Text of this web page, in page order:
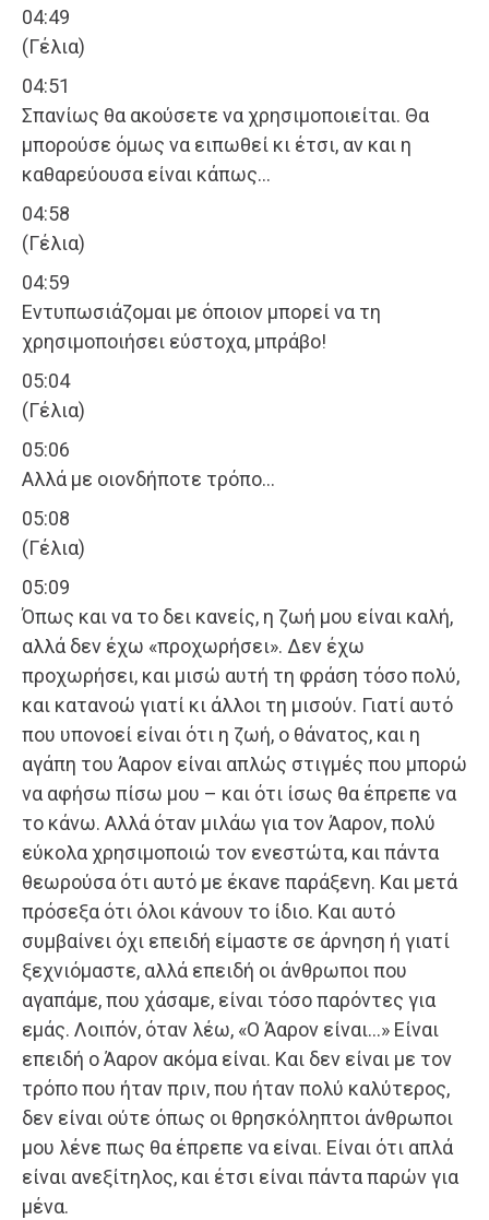
04:49
(Γέλια)
04:51
Σπανίως θα ακούσετε να χρησιμοποιείται. Θα
μπορούσε όμως να ειπωθεί κι έτσι, αν και η
καθαρεύουσα είναι κάπως…
04:58
(Γέλια)
04:59
Εντυπωσιάζομαι με όποιον μπορεί να τη
χρησιμοποιήσει εύστοχα, μπράβο!
05:04
(Γέλια)
05:06
Αλλά με οιονδήποτε τρόπο…
05:08
(Γέλια)
05:09
Όπως και να το δει κανείς, η ζωή μου είναι καλή,
αλλά δεν έχω «προχωρήσει». Δεν έχω
προχωρήσει, και μισώ αυτή τη φράση τόσο πολύ,
και κατανοώ γιατί κι άλλοι τη μισούν. Γιατί αυτό
που υπονοεί είναι ότι η ζωή, ο θάνατος, και η
αγάπη του Άαρον είναι απλώς στιγμές που μπορώ
να αφήσω πίσω μου – και ότι ίσως θα έπρεπε να
το κάνω. Αλλά όταν μιλάω για τον Άαρον, πολύ
εύκολα χρησιμοποιώ τον ενεστώτα, και πάντα
θεωρούσα ότι αυτό με έκανε παράξενη. Και μετά
πρόσεξα ότι όλοι κάνουν το ίδιο. Και αυτό
συμβαίνει όχι επειδή είμαστε σε άρνηση ή γιατί
ξεχνιόμαστε, αλλά επειδή οι άνθρωποι που
αγαπάμε, που χάσαμε, είναι τόσο παρόντες για
εμάς. Λοιπόν, όταν λέω, «Ο Άαρον είναι…» Είναι
επειδή ο Άαρον ακόμα είναι. Και δεν είναι με τον
τρόπο που ήταν πριν, που ήταν πολύ καλύτερος,
δεν είναι ούτε όπως οι θρησκόληπτοι άνθρωποι
μου λένε πως θα έπρεπε να είναι. Είναι ότι απλά
είναι ανεξίτηλος, και έτσι είναι πάντα παρών για
μένα.